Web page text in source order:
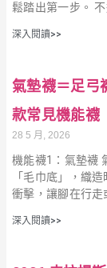
鬆踏出第一步。
深入閱讀>>
氣墊襪＝足弓
款常見機能襪
28 5 月, 2026
機能襪1：氣墊襪
「毛巾底」，織
衝擊，讓腳在行
深入閱讀>>